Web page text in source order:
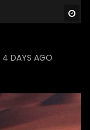
4 DAYS AGO